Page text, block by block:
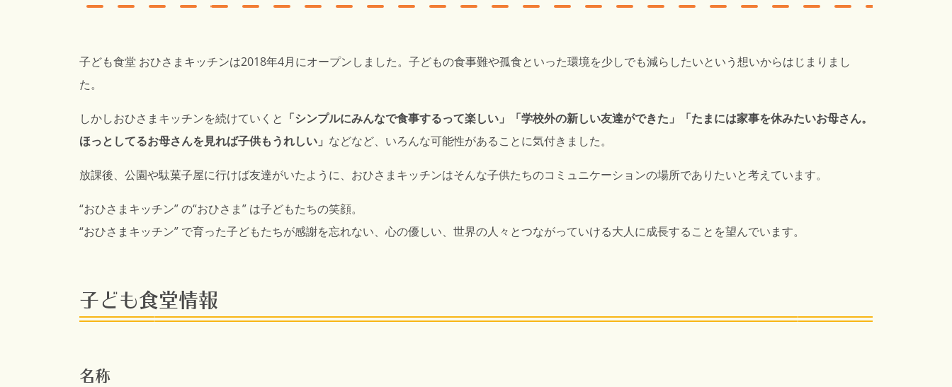
子ども食堂 おひさまキッチンは2018年4月にオープンしました。子どもの食事難や孤食といった環境を少しでも減らしたいという想いからはじまりまし
た。
しかしおひさまキッチンを続けていくと 「シンプルにみんなで食事するって楽しい」「学校外の新しい友達ができた」「たまには家事を休みたいお母さん。
ほっとしてるお母さんを見れば子供もうれしい」 などなど、いろんな可能性があることに気付きました。
放課後、公園や駄菓子屋に行けば友達がいたように、おひさまキッチンはそんな子供たちのコミュニケーションの場所でありたいと考えています。
“おひさまキッチン” の“おひさま” は子どもたちの笑顔。
“おひさまキッチン” で育った子どもたちが感謝を忘れない、心の優しい、世界の人々とつながっていける大人に成長することを望んでいます。
子ども食堂情報
名称